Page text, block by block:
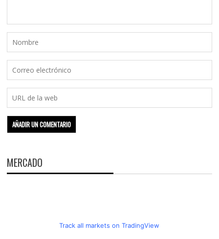
MERCADO
Track all markets on TradingView